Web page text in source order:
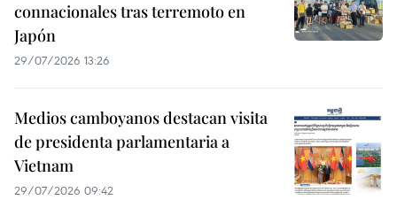
connacionales tras terremoto en
Japón
29/07/2026 13:26
Medios camboyanos destacan visita
de presidenta parlamentaria a
Vietnam
29/07/2026 09:42